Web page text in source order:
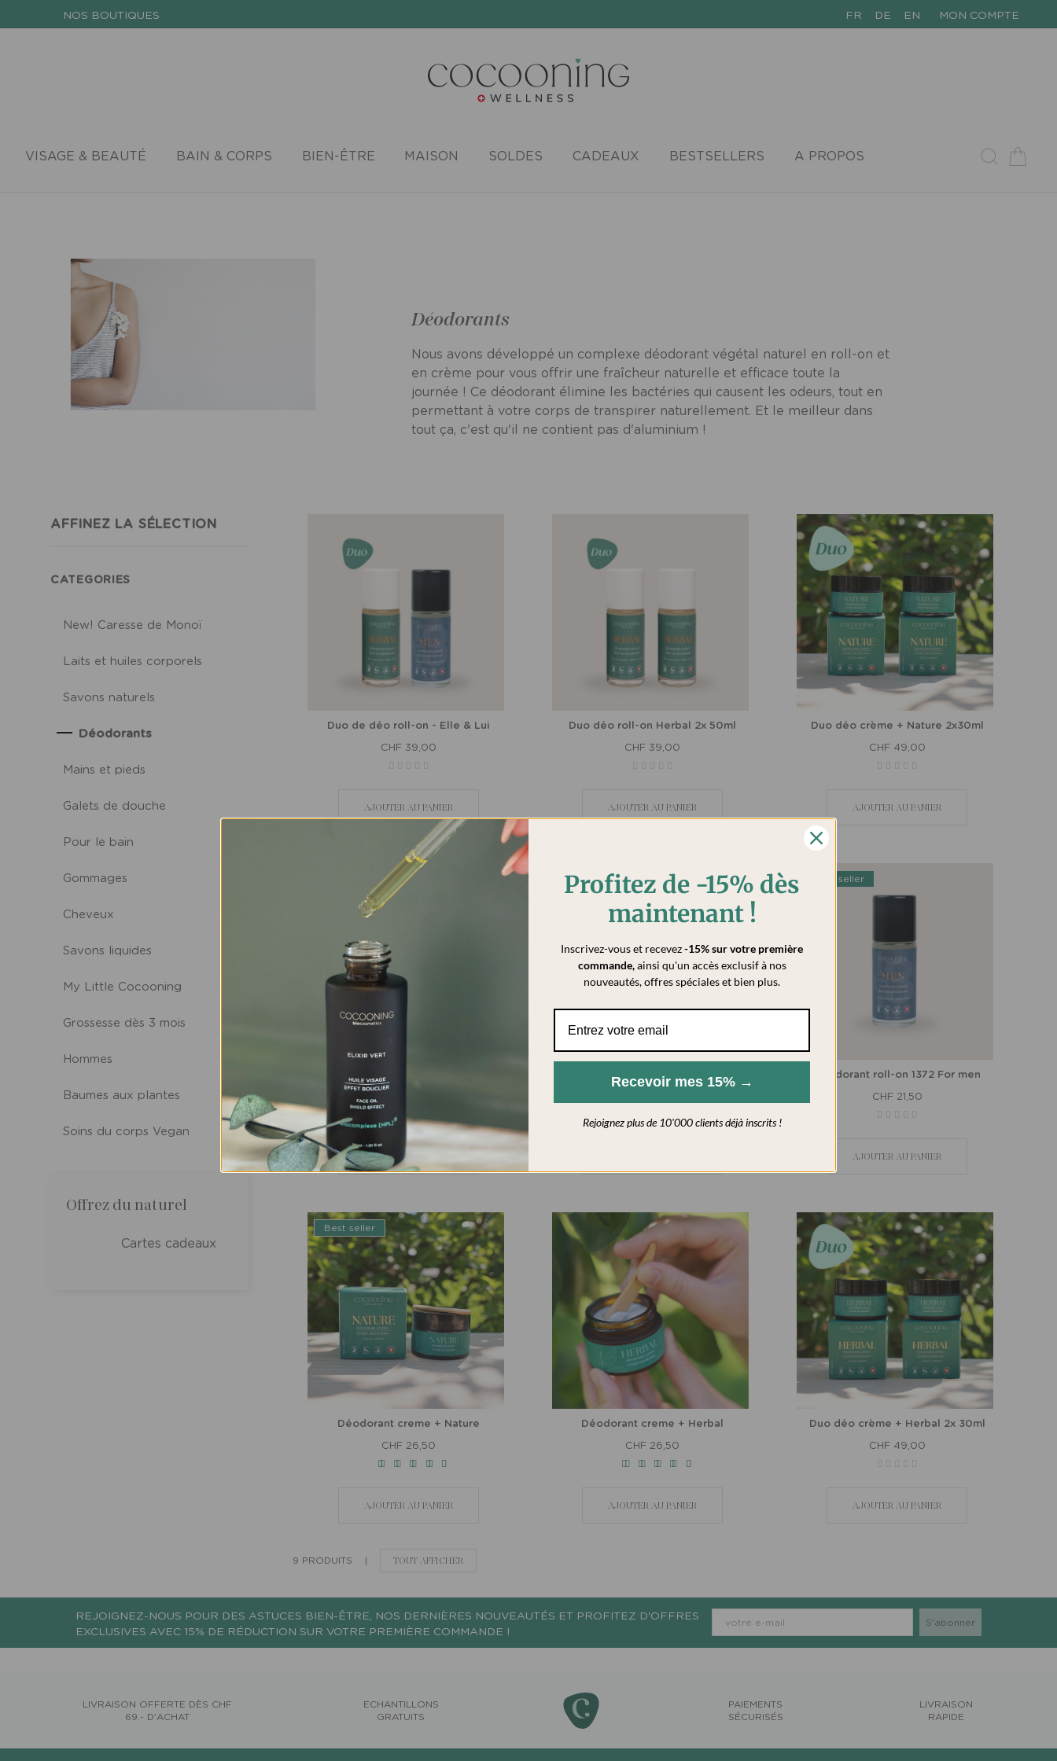
NOS BOUTIQUES FR DE EN MON COMPTE
VISAGE & BEAUTÉ BAIN & CORPS BIEN-ÊTRE MAISON SOLDES CADEAUX BESTSELLERS A PROPOS
Déodorants
Nous avons développé un complexe déodorant végétal naturel en roll-on et
en crème pour vous offrir une fraîcheur naturelle et efficace toute la
journée ! Ce déodorant élimine les bactéries qui causent les odeurs, tout en
permettant à votre corps de transpirer naturellement. Et le meilleur dans
tout ça, c'est qu'il ne contient pas d'aluminium !
AFFINEZ LA SÉLECTION
CATEGORIES
New! Caresse de Monoï
Laits et huiles corporels
Savons naturels
Déodorants
Mains et pieds
Galets de douche
Pour le bain
Gommages
Cheveux
Savons liquides
My Little Cocooning
Grossesse dès 3 mois
Hommes
Baumes aux plantes
Soins du corps Vegan
Offrez du naturel
Cartes cadeaux
Duo de déo roll-on - Elle & Lui
CHF 39,00
AJOUTER AU PANIER
Duo déo roll-on Herbal 2x 50ml
CHF 39,00
AJOUTER AU PANIER
Duo déo crème + Nature 2x30ml
CHF 49,00
AJOUTER AU PANIER
Duo déo roll-on Homme 2x 50ml
AJOUTER AU PANIER
Best seller
Déodorant roll-on Herbal
Best seller
Déodorant roll-on 1372 For men
CHF 21,50
AJOUTER AU PANIER
Best seller
Déodorant creme + Nature
CHF 26,50
AJOUTER AU PANIER
Déodorant creme + Herbal
CHF 26,50
AJOUTER AU PANIER
Duo déo crème + Herbal 2x 30ml
CHF 49,00
AJOUTER AU PANIER
9 PRODUITS | TOUT AFFICHER
REJOIGNEZ-NOUS POUR DES ASTUCES BIEN-ÊTRE, NOS DERNIÈRES NOUVEAUTÉS ET PROFITEZ D'OFFRES
EXCLUSIVES AVEC 15% DE RÉDUCTION SUR VOTRE PREMIÈRE COMMANDE !
LIVRAISON OFFERTE DÈS CHF
69.- D'ACHAT
ECHANTILLONS
GRATUITS
PAIEMENTS
SÉCURISÉS
LIVRAISON
RAPIDE
Profitez de -15% dès
maintenant !
Inscrivez-vous et recevez-15% sur votre première
commande,ainsi qu'un accès exclusif à nos
nouveautés, offres spéciales et bien plus.
Recevoir mes 15% →
Rejoignez plus de 10'000 clients déjà inscrits !